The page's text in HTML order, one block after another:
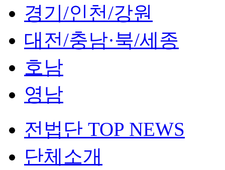
경기/인천/강원
대전/충남·북/세종
호남
영남
전법단 TOP NEWS
단체소개